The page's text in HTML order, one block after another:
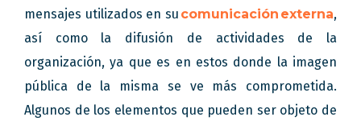
mensajes utilizados en su comunicación externa,
así como la difusión de actividades de la
organización, ya que es en estos donde la imagen
pública de la misma se ve más comprometida.
Algunos de los elementos que pueden ser objeto de